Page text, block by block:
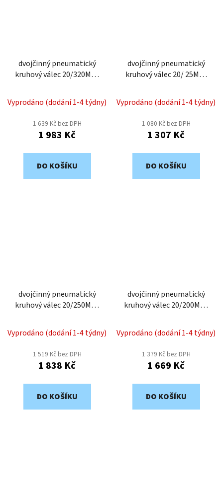
dvojčinný pneumatický
kruhový válec 20/320MD-
Vyprodáno (dodání 1-4 týdny)
1 639 Kč bez DPH
1 983 Kč
DO KOŠÍKU
dvojčinný pneumatický
kruhový válec 20/ 25MD-
Vyprodáno (dodání 1-4 týdny)
1 080 Kč bez DPH
1 307 Kč
DO KOŠÍKU
dvojčinný pneumatický
kruhový válec 20/250MD-
Vyprodáno (dodání 1-4 týdny)
1 519 Kč bez DPH
1 838 Kč
DO KOŠÍKU
dvojčinný pneumatický
kruhový válec 20/200MD-
Vyprodáno (dodání 1-4 týdny)
1 379 Kč bez DPH
1 669 Kč
DO KOŠÍKU